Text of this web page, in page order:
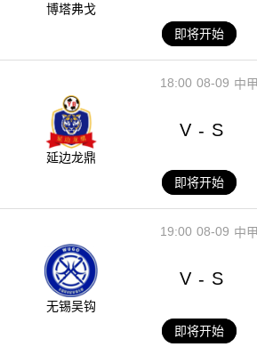
博塔弗戈
即将开始
08-09
18:00 中甲
延边龙鼎
V - S
即将开始
08-09
19:00 中甲
无锡吴钩
V - S
即将开始